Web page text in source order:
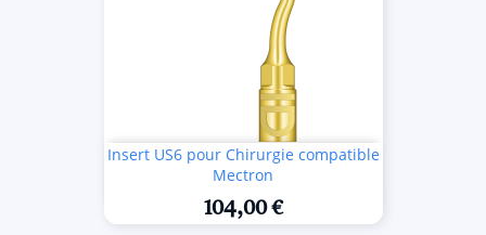
Insert US6 pour Chirurgie compatible
Mectron
104,00 €